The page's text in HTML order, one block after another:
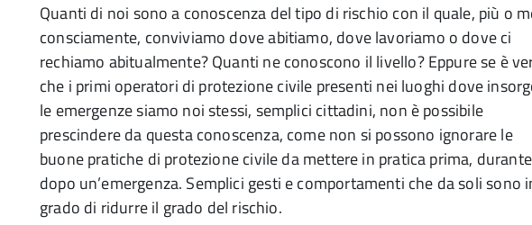
Quanti di noi sono a conoscenza del tipo di rischio con il quale, più o
consciamente, conviviamo dove abitiamo, dove lavoriamo o dove ci
rechiamo abitualmente? Quanti ne conoscono il livello? Eppure se è
che i primi operatori di protezione civile presenti nei luoghi dove
le emergenze siamo noi stessi, semplici cittadini, non è possibile
prescindere da questa conoscenza, come non si possono ignorare le
buone pratiche di protezione civile da mettere in pratica prima,
dopo un’emergenza. Semplici gesti e comportamenti che da soli sono
grado di ridurre il grado del rischio.